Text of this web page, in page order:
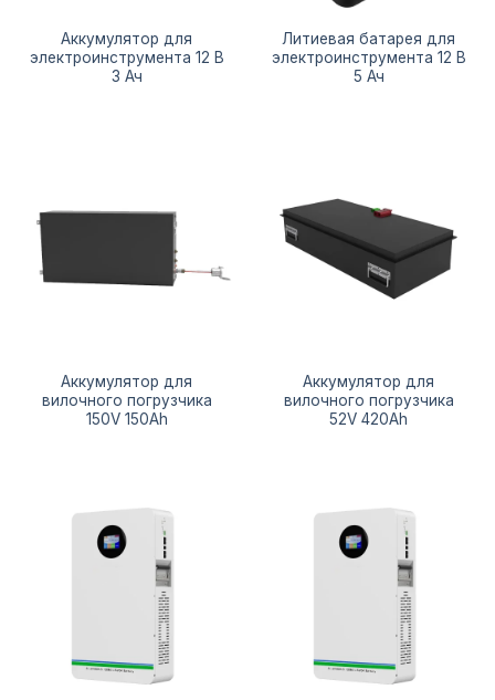
Аккумулятор для
электроинструмента 12 В
3 Ач
Литиевая батарея для
электроинструмента 12 В
5 Ач
Аккумулятор для
вилочного погрузчика
150V 150Ah
Аккумулятор для
вилочного погрузчика
52V 420Ah